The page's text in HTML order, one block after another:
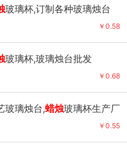
玻璃杯,订制各种玻璃烛台
￥0.58
玻璃杯,玻璃烛台批发
￥0.68
玻璃烛台,蜡烛玻璃杯生产厂
￥0.55